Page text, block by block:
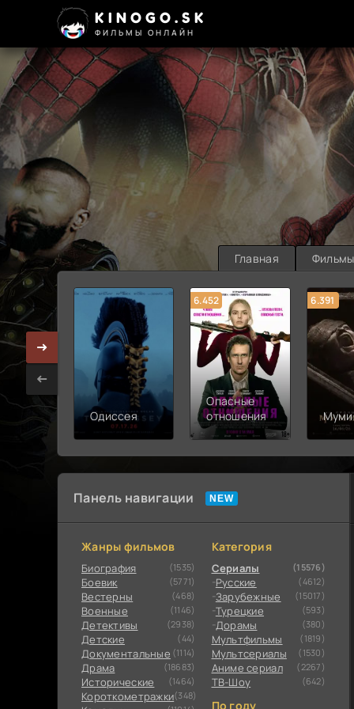
KINOGO.SK
ФИЛЬМЫ ОНЛАЙН
Главная Фильмы
Одиссея
6.452
Опасные
отношения
6.391
Панель навигации
Жанры фильмов
Биография (1535)
Боевик (5771)
Вестерны (468)
Военные (1146)
Детективы (2938)
Детские (44)
Документальные (1114)
Драма (18683)
Исторические (1464)
Короткометражки(348)
Категория
Сериалы (15576)
Русские (4612)
Зарубежные (15017)
Турецкие (593)
Дорамы (380)
Мультфильмы (1819)
Мультсериалы (1530)
Аниме сериал (2267)
ТВ-Шоу (642)
По году